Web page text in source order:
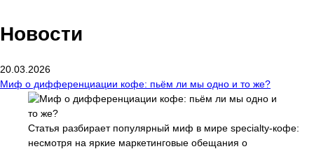
Новости
20.03.2026
Миф о дифференциации кофе: пьём ли мы одно и то же?
Статья разбирает популярный миф в мире specialty-кофе:
несмотря на яркие маркетинговые обещания о